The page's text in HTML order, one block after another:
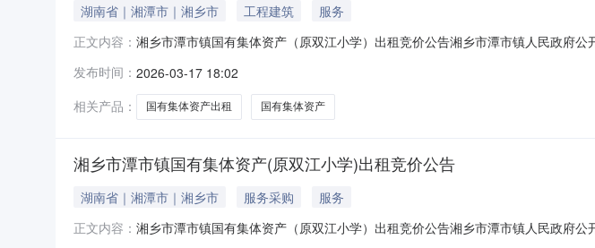
湖南省｜湘潭市｜湘乡市 工程建筑
服务
正文内容： 湘乡市潭市镇国有集体资产（原双江小学）出租竞价公告湘乡市潭市镇人民政府
物面积：土地面积为4098.98平方米，传达室为38.19平方米，一栋二层教学楼为
发布时间： 2026-03-17 18:02
相关产品：
国有集体资产出租 国有集体资产
湘乡市潭市镇国有集体资产(原双江小学)出租竞价公告
湖南省｜湘潭市｜湘乡市 服务采购
服务
正文内容： 湘乡市潭市镇国有集体资产（原双江小学）出租竞价公告湘乡市潭市镇人民政府